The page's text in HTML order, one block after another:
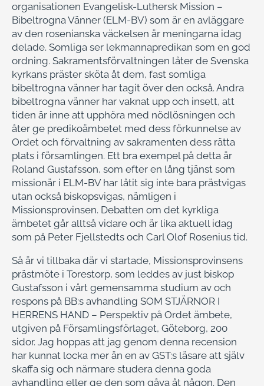
organisationen Evangelisk-Luthersk Mission –
Bibeltrogna Vänner (ELM-BV) som är en avläggare
av den rosenianska väckelsen är meningarna idag
delade. Somliga ser lekmannapredikan som en god
ordning. Sakramentsförvaltningen låter de Svenska
kyrkans präster sköta åt dem, fast somliga
bibeltrogna vänner har tagit över den också. Andra
bibeltrogna vänner har vaknat upp och insett, att
tiden är inne att upphöra med nödlösningen och
åter ge predikoämbetet med dess förkunnelse av
Ordet och förvaltning av sakramenten dess rätta
plats i församlingen. Ett bra exempel på detta är
Roland Gustafsson, som efter en lång tjänst som
missionär i ELM-BV har låtit sig inte bara prästvigas
utan också biskopsvigas, nämligen i
Missionsprovinsen. Debatten om det kyrkliga
ämbetet går alltså vidare och är lika aktuell idag
som på Peter Fjellstedts och Carl Olof Rosenius tid.
Så är vi tillbaka där vi startade, Missionsprovinsens
prästmöte i Torestorp, som leddes av just biskop
Gustafsson i vårt gemensamma studium av och
respons på BB:s avhandling SOM STJÄRNOR I
HERRENS HAND – Perspektiv på Ordet ämbete,
utgiven på Församlingsförlaget, Göteborg, 200
sidor. Jag hoppas att jag genom denna recension
har kunnat locka mer än en av GST:s läsare att själv
skaffa sig och närmare studera denna goda
avhandling eller ge den som gåva åt någon. Den